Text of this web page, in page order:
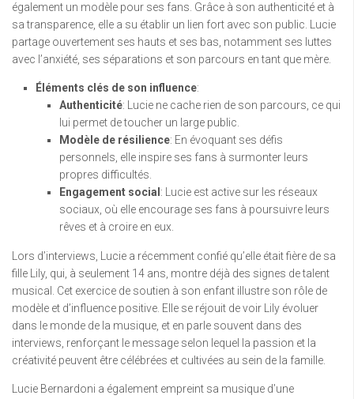
également un modèle pour ses fans. Grâce à son authenticité et à
sa transparence, elle a su établir un lien fort avec son public. Lucie
partage ouvertement ses hauts et ses bas, notamment ses luttes
avec l’anxiété, ses séparations et son parcours en tant que mère.
Éléments clés de son influence:
Authenticité: Lucie ne cache rien de son parcours, ce qui
lui permet de toucher un large public.
Modèle de résilience: En évoquant ses défis
personnels, elle inspire ses fans à surmonter leurs
propres difficultés.
Engagement social : Lucie est active sur les réseaux
sociaux, où elle encourage ses fans à poursuivre leurs
rêves et à croire en eux.
Lors d’interviews, Lucie a récemment confié qu’elle était fière de sa
fille Lily, qui, à seulement 14 ans, montre déjà des signes de talent
musical. Cet exercice de soutien à son enfant illustre son rôle de
modèle et d’influence positive. Elle se réjouit de voir Lily évoluer
dans le monde de la musique, et en parle souvent dans des
interviews, renforçant le message selon lequel la passion et la
créativité peuvent être célébrées et cultivées au sein de la famille.
Lucie Bernardoni a également empreint sa musique d’une